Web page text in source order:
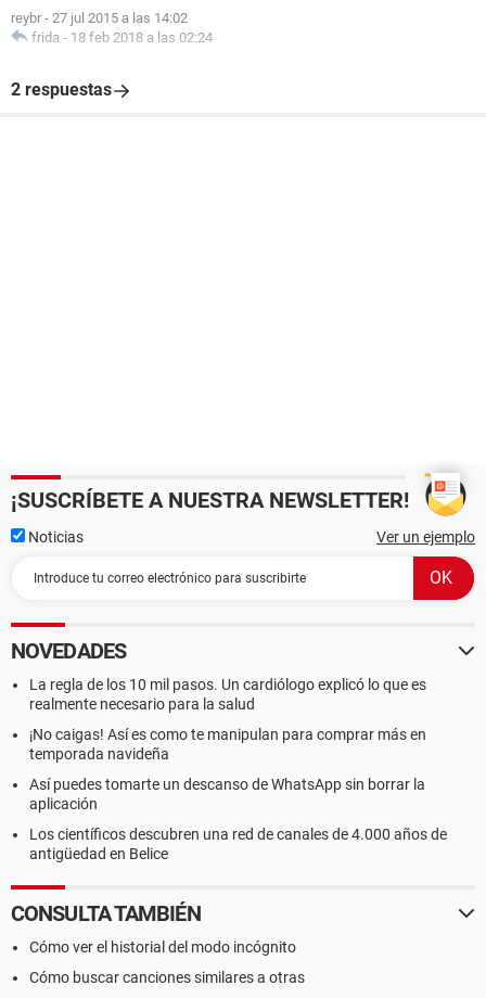
reybr - 27 jul 2015 a las 14:02
frida - 18 feb 2018 a las 02:24
2 respuestas
¡SUSCRÍBETE A NUESTRA NEWSLETTER!
Noticias Ver un ejemplo
NOVEDADES
La regla de los 10 mil pasos. Un cardiólogo explicó lo que es
realmente necesario para la salud
¡No caigas! Así es como te manipulan para comprar más en
temporada navideña
Así puedes tomarte un descanso de WhatsApp sin borrar la
aplicación
Los científicos descubren una red de canales de 4.000 años de
antigüedad en Belice
CONSULTA TAMBIÉN
Cómo ver el historial del modo incógnito
Cómo buscar canciones similares a otras